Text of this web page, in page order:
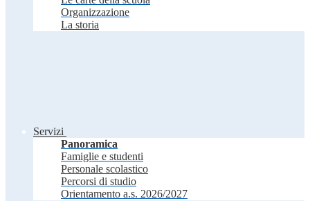
Organizzazione
La storia
Servizi
Panoramica
Famiglie e studenti
Personale scolastico
Percorsi di studio
Orientamento a.s. 2026/2027